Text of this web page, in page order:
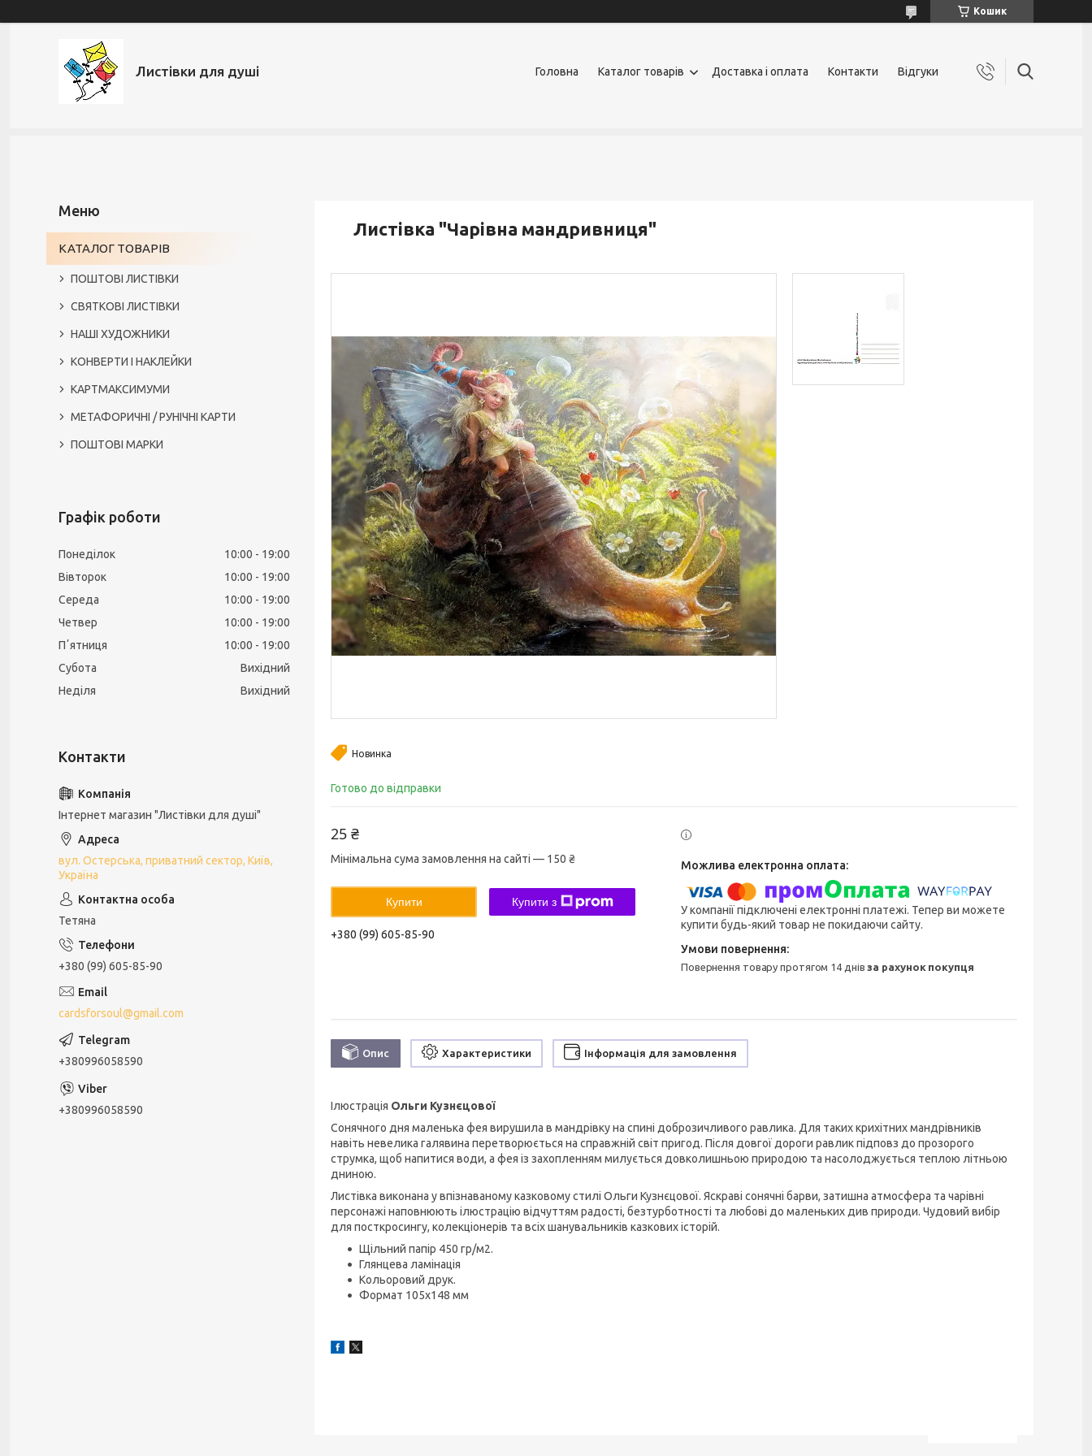
Кошик
Листівки для душі Головна Каталог товарів Доставка і оплата Контакти Відгуки
Листівка "Чарівна мандривниця"
Новинка
Готово до відправки
25 ₴
Мінімальна сума замовлення на сайті — 150 ₴
Купити Купити з
+380 (99) 605-85-90
У компанії підключені електронні платежі. Тепер ви можете
купити будь-який товар не покидаючи сайту.
повернення товару протягом 14 днівза рахунок покупця
Опис Характеристики Інформація для замовлення
Ілюстрація Ольги Кузнєцової
Сонячного дня маленька фея вирушила в мандрівку на спині доброзичливого равлика. Для таких крихітних мандрівників
навіть невелика галявина перетворюється на справжній світ пригод. Після довгої дороги равлик підповз до прозорого
струмка, щоб напитися води, а фея із захопленням милується довколишньою природою та насолоджується теплою літньою
дниною.
Листівка виконана у впізнаваному казковому стилі Ольги Кузнєцової. Яскраві сонячні барви, затишна атмосфера та чарівні
персонажі наповнюють ілюстрацію відчуттям радості, безтурботності та любові до маленьких див природи. Чудовий вибір
для посткросингу, колекціонерів та всіх шанувальників казкових історій.
Щільний папір 450 гр/м2.
Глянцева ламінація
Кольоровий друк.
Формат 105х148 мм
КАТАЛОГ ТОВАРІВ
ПОШТОВІ ЛИСТІВКИ
СВЯТКОВІ ЛИСТІВКИ
НАШІ ХУДОЖНИКИ
КОНВЕРТИ І НАКЛЕЙКИ
КАРТМАКСИМУМИ
МЕТАФОРИЧНІ / РУНІЧНІ КАРТИ
ПОШТОВІ МАРКИ
Графік роботи
Понеділок 10:00
19:00
Вівторок
10:00
19:00
Середа
10:00
19:00
Четвер
10:00
19:00
Пʼятниця
10:00
19:00
Субота
Вихідний
Неділя
Вихідний
Інтернет магазин "Листівки для душі"
вул. Остерська, приватний сектор, Київ,
Україна
Тетяна
+380 (99) 605-85-90
cardsforsoul@gmail.com
+380996058590
+380996058590